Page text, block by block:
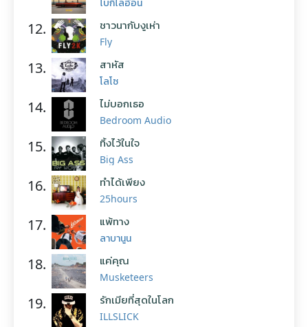
12. ชาวนากับงูเห่า
Fly
13. สาหัส
โลโซ
14. ไม่บอกเธอ
Bedroom Audio
15. ทิ้งไว้ในใจ
Big Ass
16. ทำได้เพียง
25hours
17. แพ้ทาง
ลาบานูน
18. แค่คุณ
Musketeers
19. รักเมียที่สุดในโลก
ILLSLICK